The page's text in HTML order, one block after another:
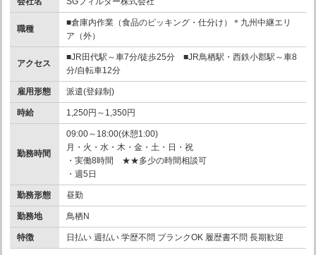
職種
■倉庫内作業（食品のピッキング・仕分け）＊九州中継エリ
ア（外）
アクセス
■JR田代駅～車7分/徒歩25分 ■JR鳥栖駅・西鉄小郡駅～車8
分/自転車12分
雇用形態 派遣(登録制)
時給 1,250円～1,350円
勤務時間
09:00～18:00(休憩1:00)
月・火・水・木・金・土・日・祝
・実働8時間 ★★多少の時間相談可
・週5日
勤務形態 昼勤
勤務地 鳥栖N
特徴 日払い 週払い 学歴不問 ブランクOK 履歴書不問 長期歓迎